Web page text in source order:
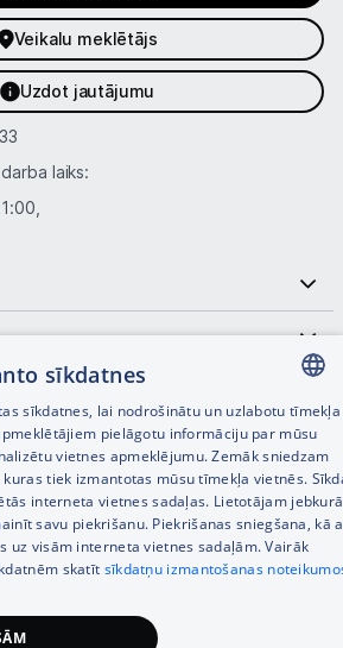
Veikalu meklētājs
Uzdot jautājumu
laiks:
LATVIAN
RUSSIAN
ENGLISH
sīkdatnes
sīkdatnes, lai nodrošinātu un uzlabotu tīmekļa
pielāgotu informāciju par mūsu
vietnes apmeklējumu. Zemāk sniedzam
tiek izmantotas mūsu tīmekļa vietnēs.
interneta vietnes sadaļas. Lietotājam
savu piekrišanu. Piekrišanas sniegšana, kā
uz visām interneta vietnes sadaļām. Vairāk
skatīt sīkdatņu izmantošanas